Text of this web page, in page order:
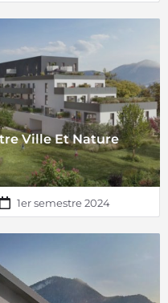
Ville Et Nature
1er semestre 2024